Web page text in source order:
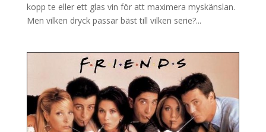
kopp te eller ett glas vin för att maximera myskänslan.
Men vilken dryck passar bäst till vilken serie?...